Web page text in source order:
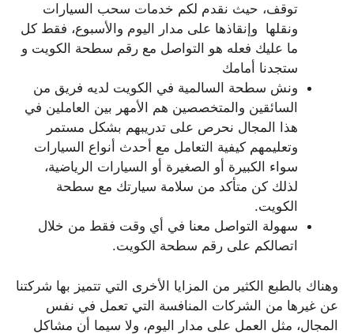
توقف، حيث نقدم لكم خدمات سحب السيارات
ونقلها وإنقاذها على مدار اليوم والأسبوع، فقط كل
ما عليك فعله هو التواصل مع رقم سطحة الكويت و
ستجدنا أمامك
ونش سطحة السالمية في الكويت لديه فريق من
السائقين والمتخصصين هم الأمهر بين العاملين في
هذا المجال نحرص على تدريبهم بشكل مستمر
وتعليمهم كيفية التعامل مع أحدث أنواع السيارات
سواء الكبيرة أو الصغيرة أو السيارات الرياضية،
لذلك كن متأكد من سلامة سيارتك مع سطحة
الكويت.
سهولة التواصل معنا في أي وقت فقط من خلال
اتصالكم على رقم سطحة الكويت.
وهناك بالطبع الكثير من المزايا الأخرى التي تتميز بها شركتنا
عن غيرها من الشركات المنافسة التي تعمل في نفس
المجال، مثل العمل على مدار اليوم، ولا سيما أن مشاكل